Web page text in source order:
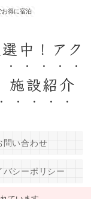
お得に宿泊
中！アク
施設紹介
問い合わせ
バシーポリシー